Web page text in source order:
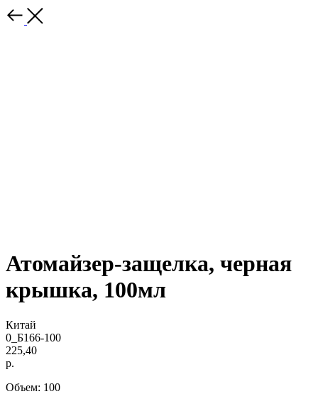
Атомайзер-защелка, черная
крышка, 100мл
Китай
0_Б166-100
225,40
р.
Объем: 100